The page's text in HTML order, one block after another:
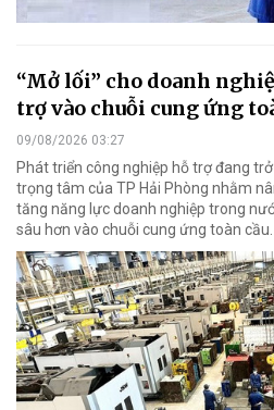
“Mở lối” cho doanh
trợ vào chuỗi cung ứng
09/08/2026 03:27
Phát triển công nghiệp hỗ trợ đang
trọng tâm của TP Hải Phòng nhằm
tăng năng lực doanh nghiệp trong
sâu hơn vào chuỗi cung ứng toàn cầu.